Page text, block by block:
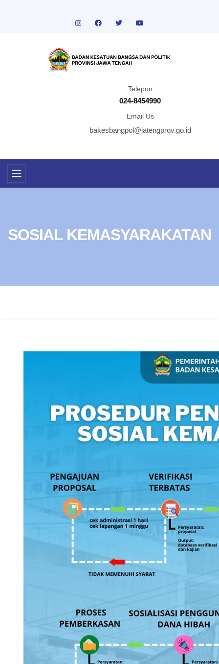
Telepon
024-8454990
Email Us
bakesbangpol@jatengprov.go.id
SOSIAL KEMASYARAKATAN